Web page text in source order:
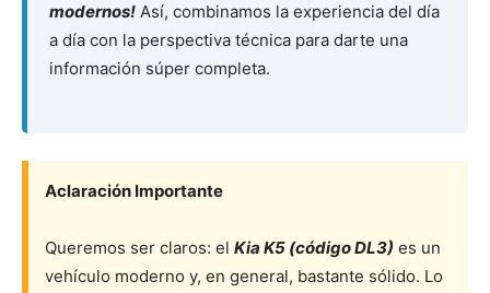
modernos! Así, combinamos la experiencia del día
a día con la perspectiva técnica para darte una
información súper completa.
Aclaración Importante
Queremos ser claros: el Kia K5 (código DL3) es un
vehículo moderno y, en general, bastante sólido. Lo